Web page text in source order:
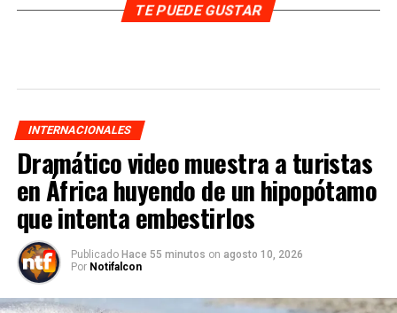
TE PUEDE GUSTAR
INTERNACIONALES
Dramático video muestra a turistas
en África huyendo de un hipopótamo
que intenta embestirlos
Publicado Hace 55 minutos on agosto 10, 2026
Por Notifalcon